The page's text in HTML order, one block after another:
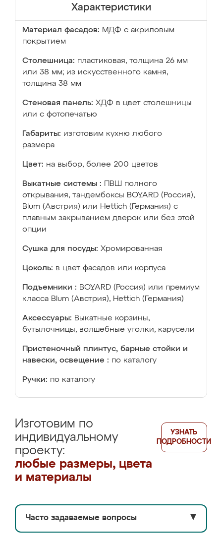
Характеристики
Материал фасадов: МДФ с акриловым
покрытием
Столешница: пластиковая, толщина 26 мм
или 38 мм; из искусственного камня,
толщина 38 мм
Стеновая панель: ХДФ в цвет столешницы
или с фотопечатью
Габариты: изготовим кухню любого
размера
Цвет: на выбор, более 200 цветов
Выкатные системы :
ПВШ полного
открывания, тандембоксы BOYARD (Россия),
Blum (Австрия) или Hettich (Германия) с
плавным закрыванием дверок или без этой
опции
Сушка для посуды: Хромированная
Цоколь: в цвет фасадов или корпуса
Подъемники : BOYARD (Россия) или премиум
класса Blum (Австрия), Hettich (Германия)
Аксессуары: Выкатные корзины,
бутылочницы, волшебные уголки, карусели
Пристеночный плинтус, барные стойки и
навески, освещение : по каталогу
Ручки: по каталогу
Изготовим по
индивидуальному
проекту:
любые размеры, цвета
и материалы
УЗНАТЬ
ПОДРОБНОСТИ
Часто задаваемые вопросы ▼